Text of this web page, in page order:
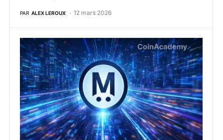
PAR ALEX LEROUX 12 mars 2026
MegaETH lance son mainnet alors que le débat sur le